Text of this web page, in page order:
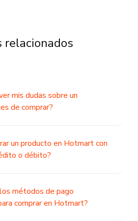
mis dudas sobre un
de comprar?
un producto en Hotmart con
o débito?
métodos de pago
comprar en Hotmart?